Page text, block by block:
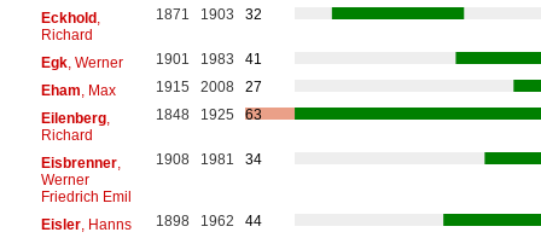
Eckhold,
Richard
1871 1903 32
Egk, Werner 1901 1983
41
Eham , Max 1915 2008
27
Eilenberg,
Richard
1848 1925 63
Eisbrenner,
Werner
Friedrich Emil
1908 1981 34
Eisler, Hanns 1898 1962
44